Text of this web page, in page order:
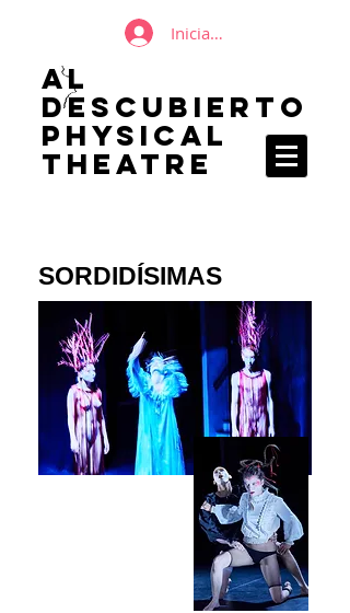
Iniciar sesión
AL
DESCUBIERTO
Physical
Theatre
SORDIDÍSIMAS